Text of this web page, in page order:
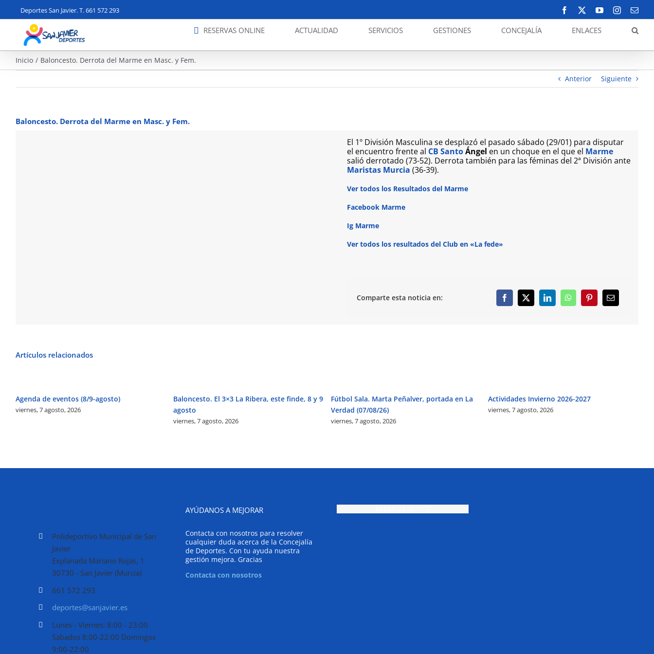
contenido
Deportes San Javier. T. 661 572 293 Facebook YouTubeInstagram
RESERVAS ONLINE ACTUALIDAD SERVICIOS GESTIONES CONCEJALÍA ENLACES
Inicio
Baloncesto. Derrota del Marme en Masc. y Fem.
Anterior
Siguiente
Baloncesto. Derrota del Marme en Masc. y Fem.
El 1º División Masculina se desplazó el pasado sábado (29/01) para disputar
el encuentro frente al CB SantoÁngel en un choque en el que el Marme
salió derrotado (73-52). Derrota también para las féminas del 2ª División ante
Maristas Murcia (36-39).
Ver todos los Resultados del Marme
Facebook Marme
Ig Marme
Ver todos los resultados del Club en «La fede»
Comparte esta noticia en:
Artículos relacionados
Agenda de eventos (8/9-agosto)
viernes, 7 agosto, 2026
Baloncesto. El 3×3 La Ribera, este finde, 8 y 9
agosto
viernes, 7 agosto, 2026
Fútbol Sala. Marta Peñalver, portada en La
Verdad (07/08/26)
viernes, 7 agosto, 2026
Actividades Invierno 2026-2027
viernes, 7 agosto, 2026
Polideportivo Municipal de San
Javier
Explanada Mariano Rojas, 1
30730 - San Javier (Murcia)
661 572 293
deportes@sanjavier.es
Lunes - Viernes: 8:00 - 23:00
Sábados 8:00-22:00 Domingos
9:00-22:00
AYÚDANOS A MEJORAR
Contacta con nosotros para resolver
cualquier duda acerca de la Concejalía
de Deportes. Con tu ayuda nuestra
gestión mejora. Gracias
Contacta con nosotros